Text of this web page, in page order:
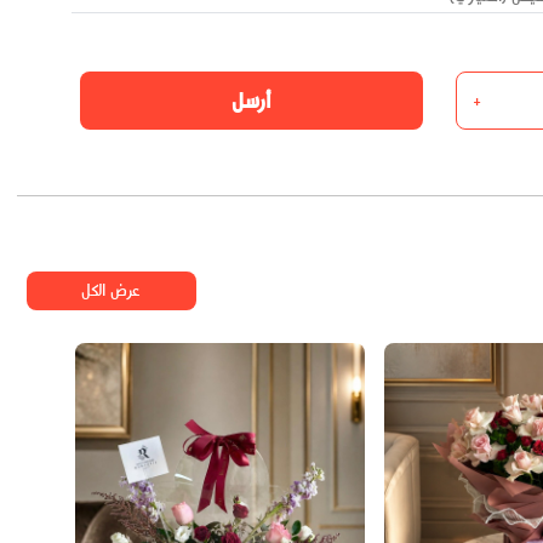
+ أرسل
عرض الكل